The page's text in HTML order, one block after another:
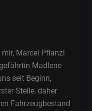
Marcel Pflanzl
Madlene
seit Beginn,
Stelle, daher
Fahrzeugbestand